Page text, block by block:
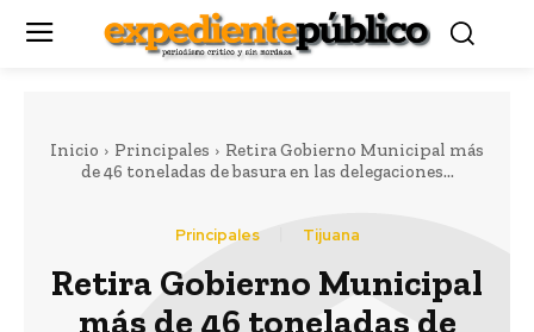
Inicio Principales
Retira Gobierno Municipal más
de 46 toneladas de basura en las delegaciones...
Principales Tijuana
Retira Gobierno Municipal
más de 46 toneladas de